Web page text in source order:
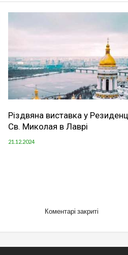
Різдвяна виставка у
Св. Миколая в Лаврі
21.12.2024
Коментарі закриті